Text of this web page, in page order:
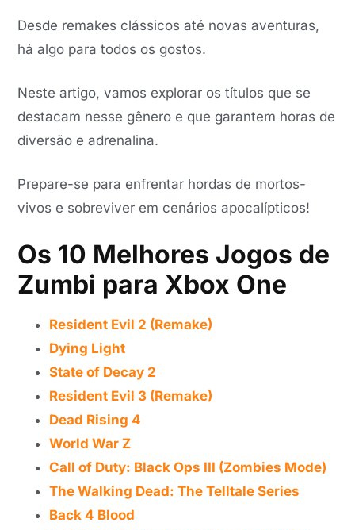
Desde remakes clássicos até novas aventuras,
há algo para todos os gostos.
Neste artigo, vamos explorar os títulos que se
destacam nesse gênero e que garantem horas de
diversão e adrenalina.
Prepare-se para enfrentar hordas de mortos-
vivos e sobreviver em cenários apocalípticos!
Os 10 Melhores Jogos de
Zumbi para Xbox One
Resident Evil 2 (Remake)
Dying Light
State of Decay 2
Resident Evil 3 (Remake)
Dead Rising 4
World War Z
Call of Duty: Black Ops III (Zombies Mode)
The Walking Dead: The Telltale Series
Back 4 Blood